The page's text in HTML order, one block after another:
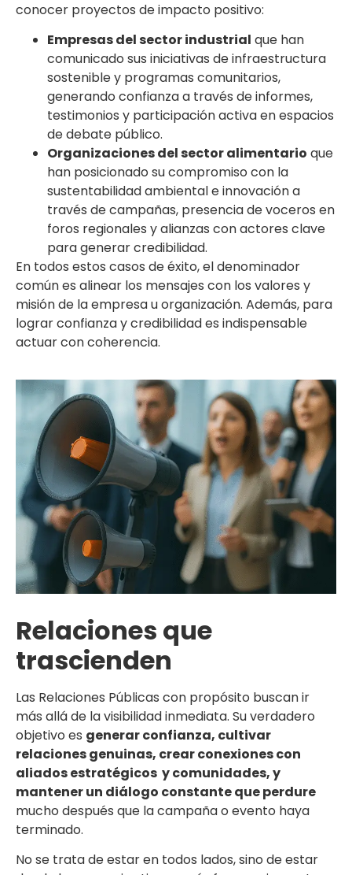
conocer proyectos de impacto positivo:
Empresas del sector industrial que han
comunicado sus iniciativas de infraestructura
sostenible y programas comunitarios,
generando confianza a través de informes,
testimonios y participación activa en espacios
de debate público.
Organizaciones del sector alimentario que
han posicionado su compromiso con la
sustentabilidad ambiental e innovación a
través de campañas, presencia de voceros en
foros regionales y alianzas con actores clave
para generar credibilidad.
En todos estos casos de éxito, el denominador
común es alinear los mensajes con los valores y
misión de la empresa u organización. Además, para
lograr confianza y credibilidad es indispensable
actuar con coherencia.
Relaciones que
trascienden
Las Relaciones Públicas con propósito buscan ir
más allá de la visibilidad inmediata. Su verdadero
objetivo es generar confianza, cultivar
relaciones genuinas, crear conexiones con
aliados estratégicos y comunidades, y
mantener un diálogo constante que perdure
mucho después que la campaña o evento haya
terminado.
No se trata de estar en todos lados, sino de estar